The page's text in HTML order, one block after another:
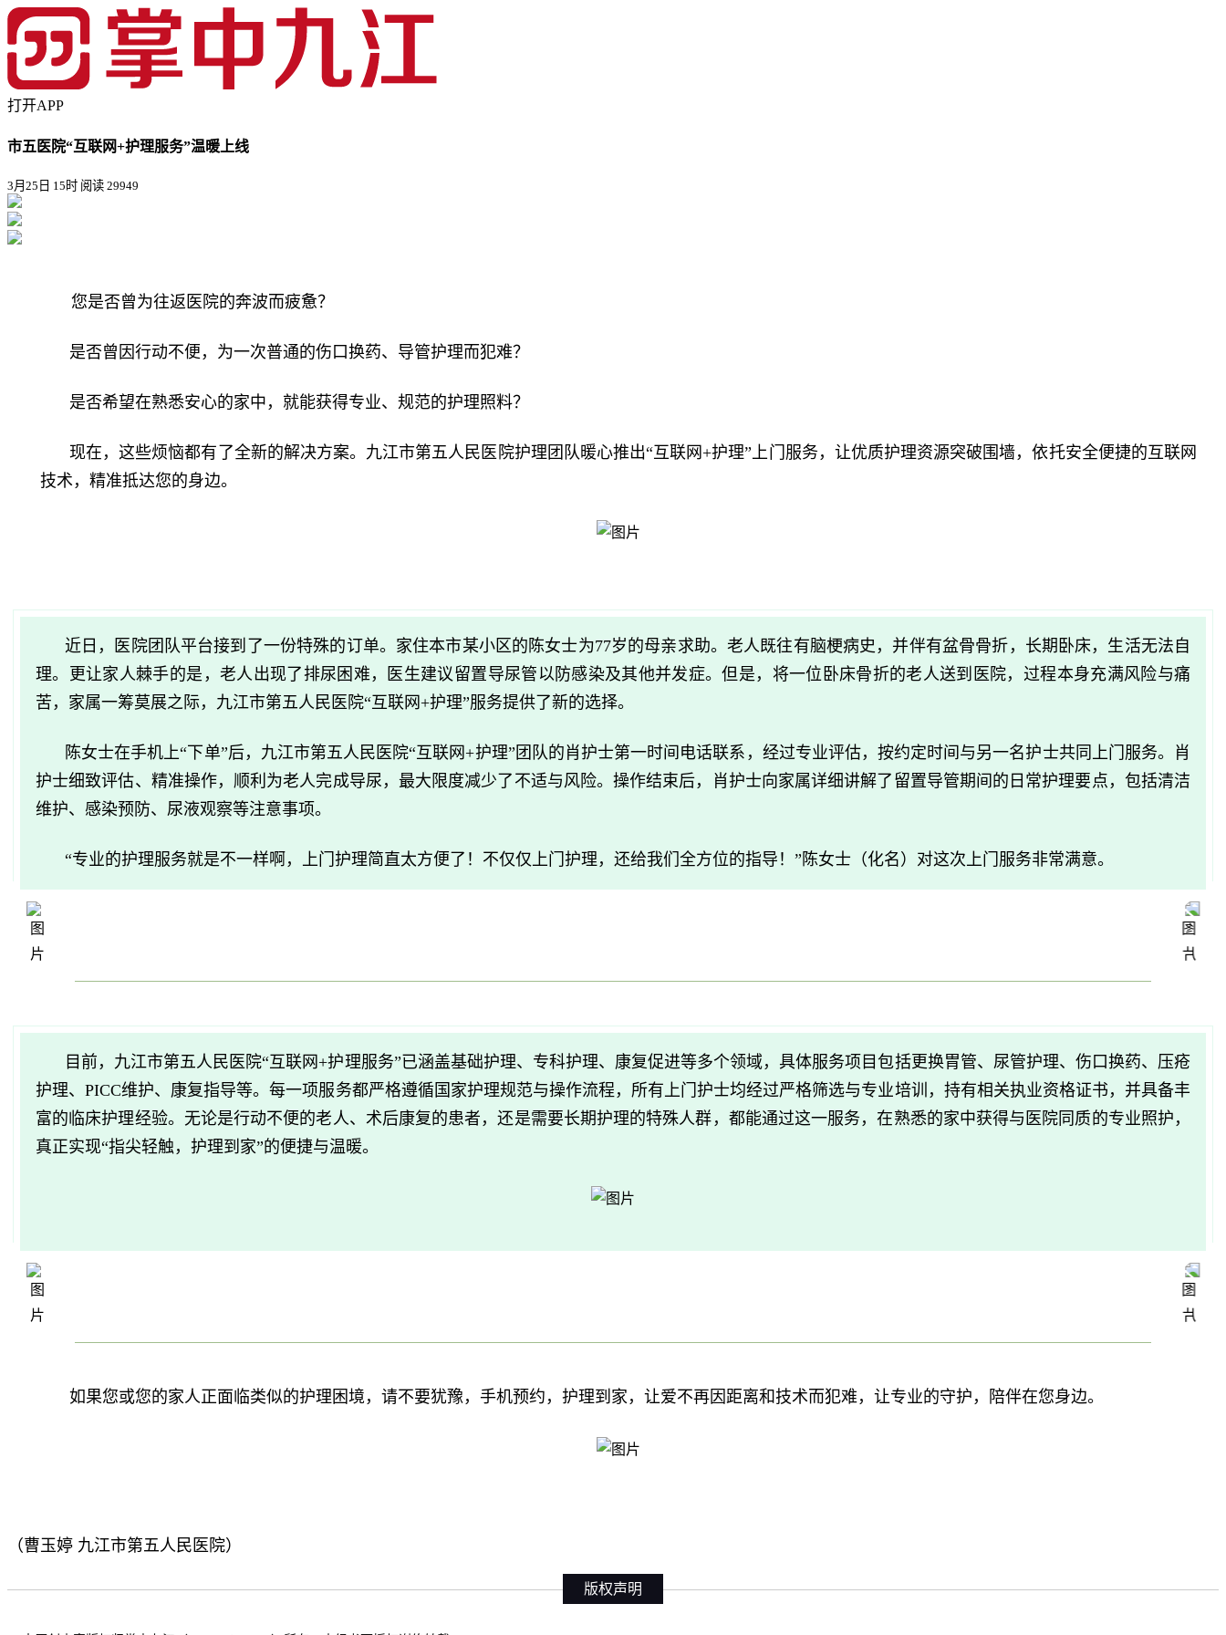
打开APP
市五医院“互联网+护理服务”温暖上线
3月25日 15时 阅读 29949
您是否曾为往返医院的奔波而疲惫？
是否曾因行动不便，为一次普通的伤口换药、导管护理而犯难？
是否希望在熟悉安心的家中，就能获得专业、规范的护理照料？
现在，这些烦恼都有了全新的解决方案。九江市第五人民医院护理团队暖心推出“互联网+护理”上门服务，让优质护理资源突破围墙，依托安全便捷的互联网
技术，精准抵达您的身边。
近日，医院团队平台接到了一份特殊的订单。家住本市某小区的陈女士为77岁的母亲求助。老人既往有脑梗病史，并伴有盆骨骨折，长期卧床，生活无法自
理。更让家人棘手的是，老人出现了排尿困难，医生建议留置导尿管以防感染及其他并发症。但是，将一位卧床骨折的老人送到医院，过程本身充满风险与痛
苦，家属一筹莫展之际，九江市第五人民医院“互联网+护理”服务提供了新的选择。
陈女士在手机上“下单”后，九江市第五人民医院“互联网+护理”团队的肖护士第一时间电话联系，经过专业评估，按约定时间与另一名护士共同上门服务。肖
护士细致评估、精准操作，顺利为老人完成导尿，最大限度减少了不适与风险。操作结束后，肖护士向家属详细讲解了留置导管期间的日常护理要点，包括清洁
维护、感染预防、尿液观察等注意事项。
“专业的护理服务就是不一样啊，上门护理简直太方便了！不仅仅上门护理，还给我们全方位的指导！”陈女士（化名）对这次上门服务非常满意。
目前，九江市第五人民医院“互联网+护理服务”已涵盖基础护理、专科护理、康复促进等多个领域，具体服务项目包括更换胃管、尿管护理、伤口换药、压疮
护理、PICC维护、康复指导等。每一项服务都严格遵循国家护理规范与操作流程，所有上门护士均经过严格筛选与专业培训，持有相关执业资格证书，并具备丰
富的临床护理经验。无论是行动不便的老人、术后康复的患者，还是需要长期护理的特殊人群，都能通过这一服务，在熟悉的家中获得与医院同质的专业照护，
真正实现“指尖轻触，护理到家”的便捷与温暖。
如果您或您的家人正面临类似的护理困境，请不要犹豫， 手机预约，护理到家，让爱不再因距离和技术而犯难，让专业的守护，陪伴在您身边。
（曹玉婷 九江市第五人民医院）
版权声明